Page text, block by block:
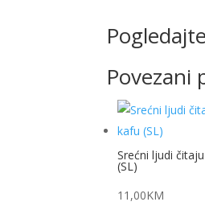
Pogledajte
Povezani
Srećni ljudi
(SL)
11,00KM